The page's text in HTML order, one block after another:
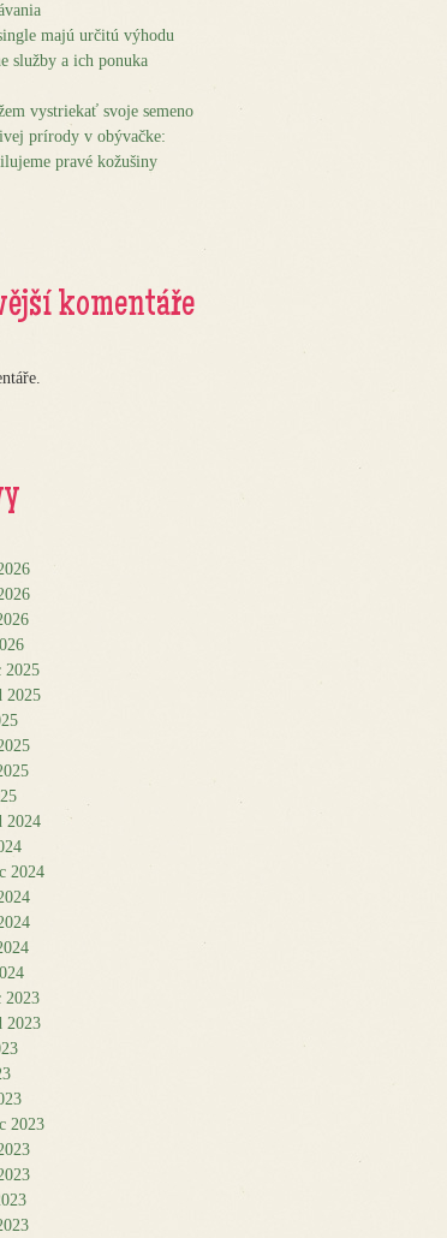
majú určitú výhodu
služby a ich ponuka
vystriekať svoje semeno
prírody v obývačke:
pravé kožušiny
komentáře
2025
2025
2024
2024
2023
2023
2023